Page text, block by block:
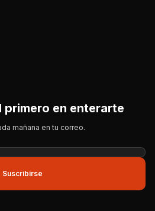
primero en enterarte
mañana en tu correo.
Suscribirse